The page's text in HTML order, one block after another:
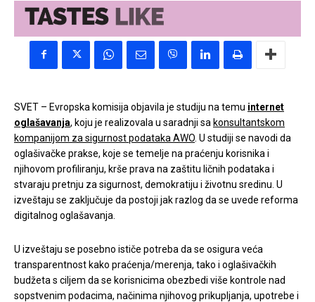
SVET – Evropska komisija objavila je studiju na temu internet
oglašavanja, koju je realizovala u saradnji sa konsultantskom
kompanijom za sigurnost podataka AWO . U studiji se navodi da
oglašivačke prakse, koje se temelje na praćenju korisnika i
njihovom profiliranju, krše prava na zaštitu ličnih podataka i
stvaraju pretnju za sigurnost, demokratiju i životnu sredinu. U
izveštaju se zaključuje da postoji jak razlog da se uvede reforma
digitalnog oglašavanja.
U izveštaju se posebno ističe potreba da se osigura veća
transparentnost kako praćenja/merenja, tako i oglašivačkih
budžeta s ciljem da se korisnicima obezbedi više kontrole nad
sopstvenim podacima, načinima njihovog prikupljanja, upotrebe i